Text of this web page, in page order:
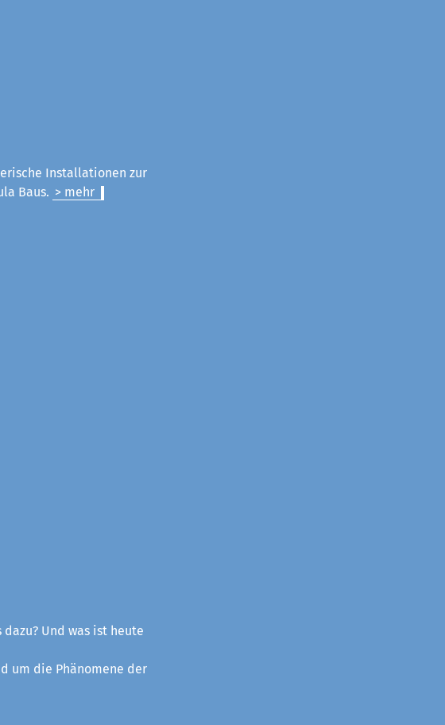
Installationen zur
Baus. > mehr
Und was ist heute
um die Phänomene der